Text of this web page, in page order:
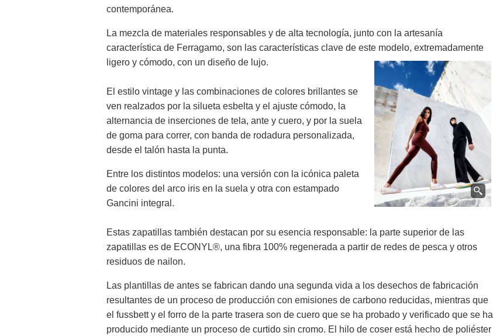
contemporánea.
La mezcla de materiales responsables y de alta tecnología, junto con la artesanía
característica de Ferragamo, son las características clave de este modelo, extremadamente
ligero y cómodo, con un diseño de lujo.
El estilo vintage y las combinaciones de colores brillantes se
ven realzados por la silueta esbelta y el ajuste cómodo, la
alternancia de inserciones de tela, ante y cuero, y por la suela
de goma para correr, con banda de rodadura personalizada,
desde el talón hasta la punta.
Entre los distintos modelos: una versión con la icónica paleta
de colores del arco iris en la suela y otra con estampado
Gancini integral.
Estas zapatillas también destacan por su esencia responsable: la parte superior de las
zapatillas es de ECONYL®, una fibra 100% regenerada a partir de redes de pesca y otros
residuos de nailon.
Las plantillas de antes se fabrican dando una segunda vida a los desechos de fabricación
resultantes de un proceso de producción con emisiones de carbono reducidas, mientras que
el fussbett y el forro de la parte trasera son de cuero que se ha probado y verificado que se ha
producido mediante un proceso de curtido sin cromo. El hilo de coser está hecho de poliéster